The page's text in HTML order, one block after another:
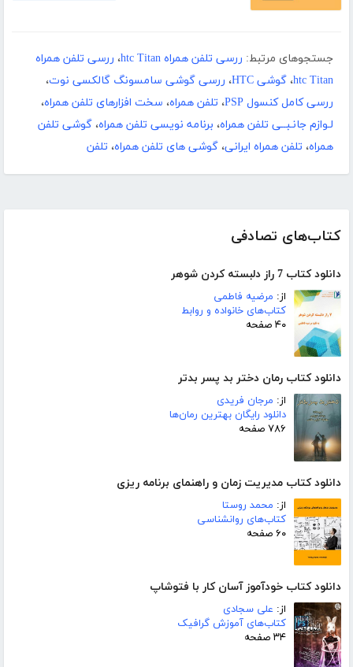
کتاب‌های تصادفی
دانلود کتاب 7 راز دلبسته کردن شوهر
از: مرضیه فاطمی
کتاب‌های خانواده و روابط
۴۰ صفحه
دانلود کتاب رمان دختر بد پسر بدتر
از: مرجان فریدی
دانلود رایگان بهترین رمان‌ها
۷۸۶ صفحه
دانلود کتاب مدیریت زمان و راهنمای برنامه ریزی
از: محمد روستا
کتاب‌های روانشناسی
۶۰ صفحه
دانلود کتاب خودآموز آسان کار با فتوشاپ
از: علی سجادی
کتاب‌های آموزش گرافیک
۳۴ صفحه
جستجوهای مرتبط: ررسی تلفن همراه htc Titan ، ررسی تلفن همراه
htc Titan، گوشی HTC ، ررسی گوشی سامسونگ گالکسی نوت،
ررسی کامل کنسول PSP
، تلفن همراه، سخت افزارهای تلفن همراه،
لـوازم جانـبــی تلفن همراه، برنامه نویسی تلفن همراه، گوشی تلفن
همراه، تلفن همراه ایرانی، گوشی های تلفن همراه، تلفن